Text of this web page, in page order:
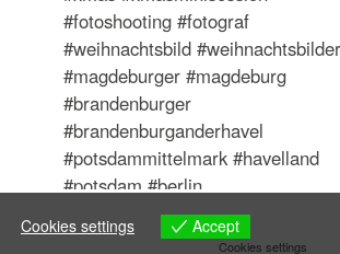
Cookies settings Accept
Cookies settings